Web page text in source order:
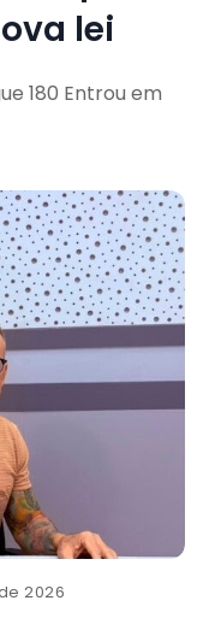
lei
180 Entrou em
2026